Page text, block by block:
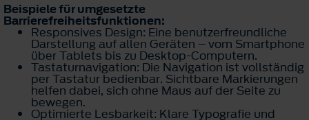
Beispiele für umgesetzte
Barrierefreiheitsfunktionen:
Responsives Design: Eine benutzerfreundliche
Darstellung auf allen Geräten – vom Smartphone
über Tablets bis zu Desktop-Computern.
Tastaturnavigation: Die Navigation ist vollständig
per Tastatur bedienbar. Sichtbare Markierungen
helfen dabei, sich ohne Maus auf der Seite zu
bewegen.
Optimierte Lesbarkeit: Klare Typografie und